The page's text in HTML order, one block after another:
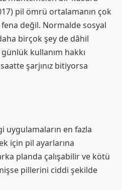
pil ömrü ortalamanın çok
değil. Normalde sosyal
birçok şey de dâhil
kullanım hakkı
şarjınız bitiyorsa
uygulamaların en fazla
için pil ayarlarına
planda çalışabilir ve kötü
pillerini ciddi şekilde